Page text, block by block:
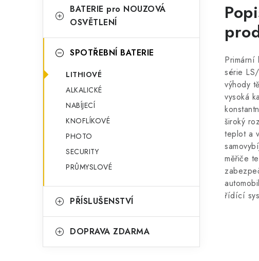
BATERIE pro NOUZOVÁ
OSVĚTLENÍ
SPOTŘEBNÍ BATERIE
LITHIOVÉ
ALKALICKÉ
NABÍJECÍ
KNOFLÍKOVÉ
PHOTO
SECURITY
PRŮMYSLOVÉ
PŘÍSLUŠENSTVÍ
DOPRAVA ZDARMA
Primární
série
výhody
vysoká
široký
teplot a
měřiče
řídící